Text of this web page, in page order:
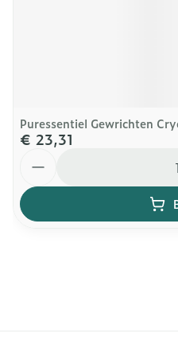
Puressentiel Gewrichten
€ 23,31